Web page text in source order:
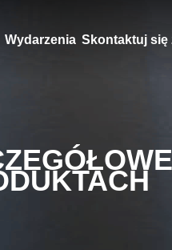
Wydarzenia Skontaktuj się